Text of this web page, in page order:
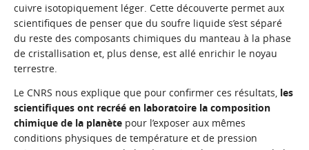
cuivre isotopiquement léger. Cette découverte permet aux
scientifiques de penser que du soufre liquide s’est séparé
du reste des composants chimiques du manteau à la phase
de cristallisation et, plus dense, est allé enrichir le noyau
terrestre.
Le CNRS nous explique que pour confirmer ces résultats, les
scientifiques ont recréé en laboratoire la composition
chimique de la planète pour l’exposer aux mêmes
conditions physiques de température et de pression